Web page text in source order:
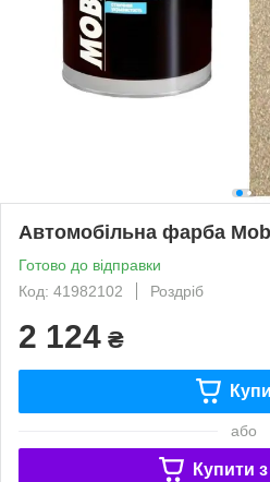
Автомобільна фарба
Готово до відправки
Код: 41982102
Роздріб
2 124 ₴
або
Купити з